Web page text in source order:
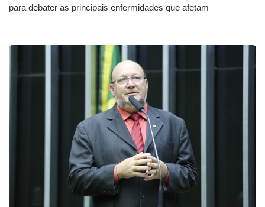
para debater as principais enfermidades que afetam